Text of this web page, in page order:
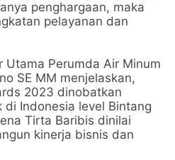
penghargaan, maka
pelayanan dan
Utama Perumda Air Minum
SE MM menjelaskan,
2023 dinobatkan
di Indonesia level Bintang
Tirta Baribis dinilai
kinerja bisnis dan